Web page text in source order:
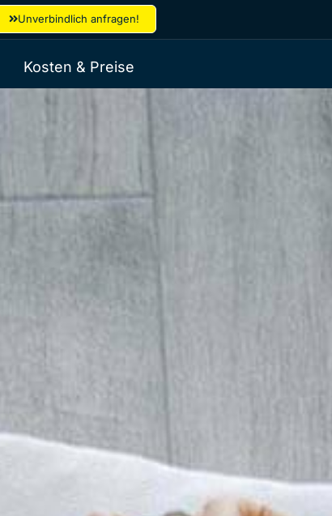
Unverbindlich anfragen!
Kosten & Preise